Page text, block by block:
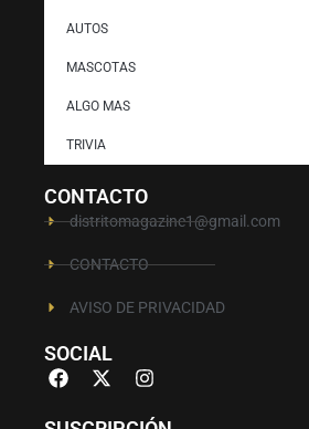
AUTOS
MASCOTAS
ALGO MAS
TRIVIA
CONTACTO
distritomagazine1@gmail.com
CONTACTO
AVISO DE PRIVACIDAD
SOCIAL